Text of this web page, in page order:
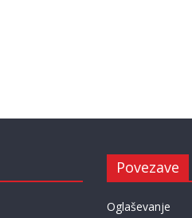
Povezave
Oglaševanje